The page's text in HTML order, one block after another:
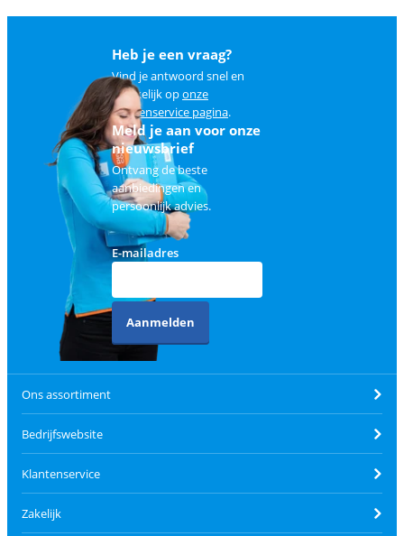
Heb je een vraag?
Vind je antwoord snel en
makkelijk oponze
klantenservice pagina.
Meld je aan voor onze
nieuwsbrief
Ontvang de beste
aanbiedingen en
persoonlijk advies.
E-mailadres
Aanmelden
Ons assortiment
Bedrijfswebsite
Klantenservice
Zakelijk